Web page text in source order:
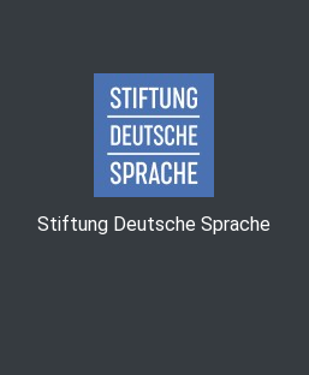
Stiftung Deutsche Sprache